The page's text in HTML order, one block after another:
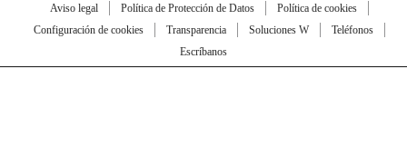
Aviso legal Política de Protección de Datos
Política de cookies
Configuración de cookies
Transparencia Soluciones W
Teléfonos
Escríbanos